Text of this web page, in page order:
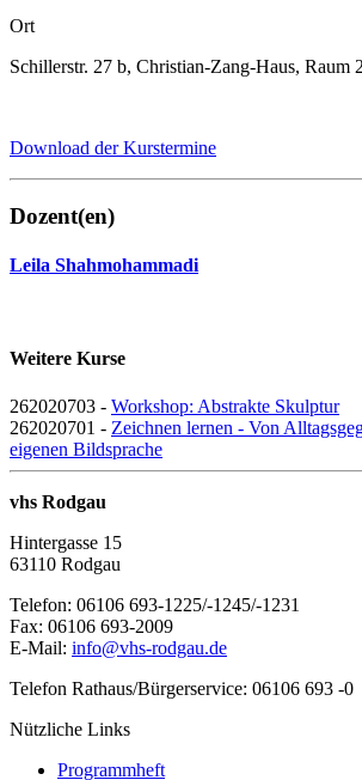
Ort
Schillerstr. 27 b, Christian-Zang-Haus, Raum 2
Download der Kurstermine
Dozent(en)
Leila Shahmohammadi
Weitere Kurse
262020703 - Workshop: Abstrakte Skulptur
262020701 - Zeichnen lernen - Von
eigenen Bildsprache
vhs Rodgau
Hintergasse 15
63110 Rodgau
Telefon: 06106 693-1225/-1245/-1231
Fax: 06106 693-2009
E-Mail: info@vhs-rodgau.de
Telefon Rathaus/Bürgerservice: 06106 693 -0
Nützliche Links
Programmheft